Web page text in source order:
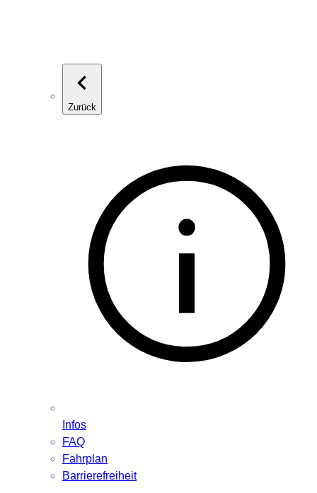
Zurück
Infos
FAQ
Fahrplan
Barrierefreiheit